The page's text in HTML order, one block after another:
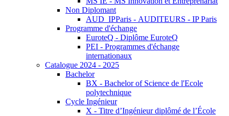
Non Diplomant
AUD_IPParis - AUDITEURS - IP Paris
Programme d'échange
EuroteQ - Diplôme EuroteQ
PEI - Programmes d'échange
internationaux
Catalogue 2024 - 2025
Bachelor
BX - Bachelor of Science de l'Ecole
polytechnique
Cycle Ingénieur
X - Titre d’Ingénieur diplômé de l’École